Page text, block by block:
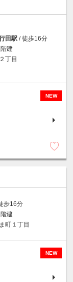
田駅 / 徒歩16分
建
丁目
NEW
歩16分
建
町１丁目
NEW